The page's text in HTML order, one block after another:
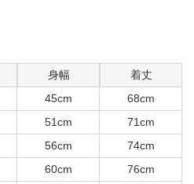
身幅
着丈
45cm
68cm
51cm
71cm
56cm
74cm
60cm 76cm